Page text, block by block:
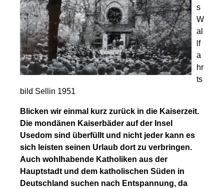
s
W
al
lf
a
hr
ts
bild Sellin 1951
Blicken wir einmal kurz zurück in die Kaiserzeit.
Die mondänen Kaiserbäder auf der Insel
Usedom sind überfüllt und nicht jeder kann es
sich leisten seinen Urlaub dort zu verbringen.
Auch wohlhabende Katholiken aus der
Hauptstadt und dem katholischen Süden in
Deutschland suchen nach Entspannung, da